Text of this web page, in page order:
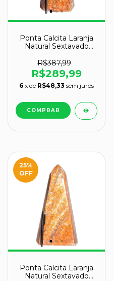
Ponta Calcita Laranja
Natural Sextavado
R$387,99
R$289,99
6 x de R$48,33 sem juros
25%
OFF
Ponta Calcita Laranja
Natural Sextavado